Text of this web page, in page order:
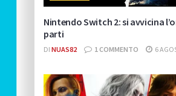
Nintendo Switch 2: si avvicina
parti
DI NUAS82 1 COMMENTO 6